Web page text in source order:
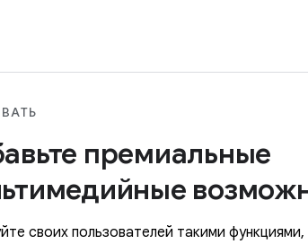
премиальные
своих пользователей такими функциями,